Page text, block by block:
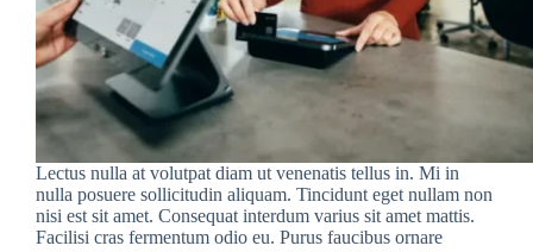
Lectus nulla at volutpat diam ut venenatis tellus in. Mi in
nulla posuere sollicitudin aliquam. Tincidunt eget nullam non
nisi est sit amet. Consequat interdum varius sit amet mattis.
Facilisi cras fermentum odio eu. Purus faucibus ornare